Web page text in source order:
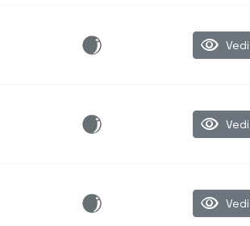
visibility Vedi
visibility Vedi
visibility Vedi